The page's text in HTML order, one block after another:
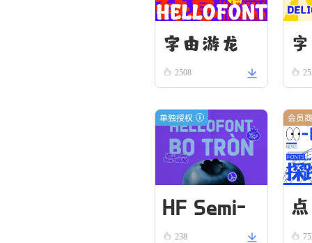
字由游龙
2508
单独授权
HF Semi-
238
会员